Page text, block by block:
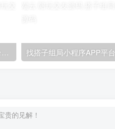
‌同城组局活动，找搭子平台小程序APP功能介绍 找搭子组局小程序APP平台